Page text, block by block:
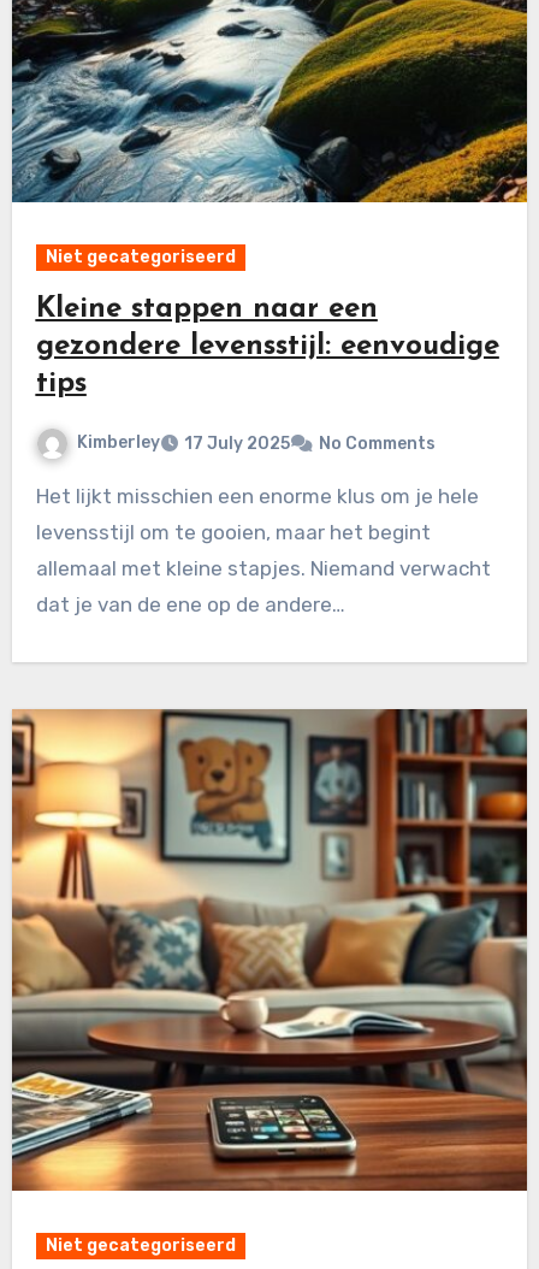
Niet gecategoriseerd
Kleine stappen naar een
gezondere levensstijl: eenvoudige
tips
Kimberley 17 July 2025 No Comments
Het lijkt misschien een enorme klus om je hele
levensstijl om te gooien, maar het begint
allemaal met kleine stapjes. Niemand verwacht
dat je van de ene op de andere…
Niet gecategoriseerd